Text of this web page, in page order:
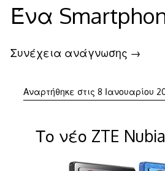
Ένα
Συνέχεια ανάγνωσης →
Αναρτήθηκε στις 8 Ιανουαρίου
Το νέο ZTE